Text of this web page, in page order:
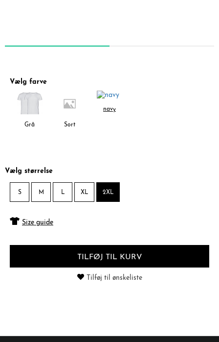
Vælg farve
Grå Sort
navy
Vælg størrelse
S M L XL 2XL
Size guide
TILFØJ TIL KURV
Tilføj til ønskeliste